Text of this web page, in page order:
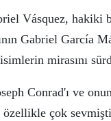
Vásquez, hakiki
Gabriel García
mirasını sü
Conrad'ı ve
özellikle çok